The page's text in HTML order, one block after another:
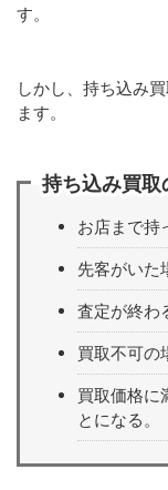
す。
しかし、持ち込み
ます。
持ち込み買取
お店まで持
先客がいた
査定が終わ
買取不可の
買取価格に
とになる。